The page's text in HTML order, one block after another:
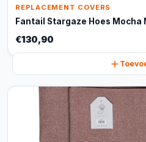
REPLACEMENT COVERS
Fantail Stargaze Hoes Mocha
€130,90